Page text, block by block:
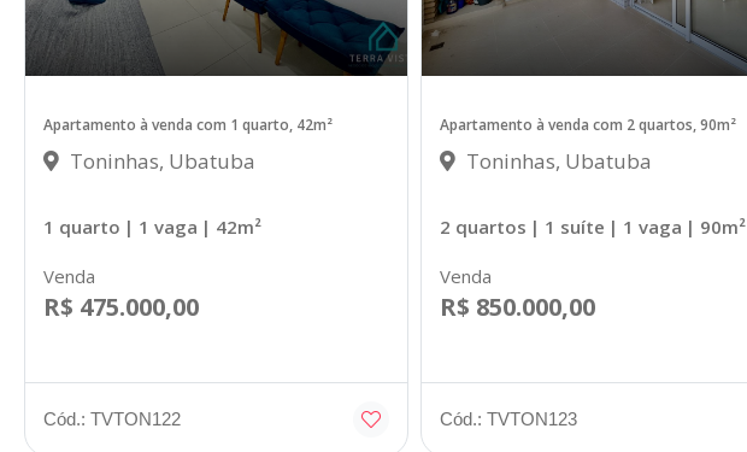
Apartamento à venda com 1 quarto, 42m²
Toninhas, Ubatuba
1 quarto | 1 vaga | 42m²
Venda
R$ 475.000,00
Cód.: TVTON122
Apartamento à venda com 2 quartos, 90m²
Toninhas, Ubatuba
2 quartos | 1 suíte | 1 vaga | 90m²
Venda
R$ 850.000,00
Cód.: TVTON123